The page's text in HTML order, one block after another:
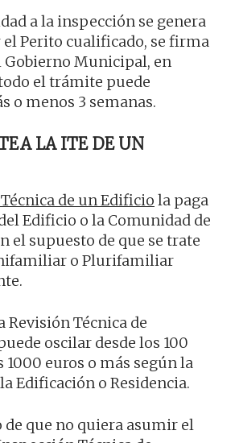
a la inspección se genera
Perito cualificado, se firma
Gobierno Municipal, en
el trámite puede
o menos 3 semanas.
LA ITE DE UN
de un Edificio la paga
Edificio o la Comunidad de
el supuesto de que se trate
o Plurifamiliar
Revisión Técnica de
oscilar desde los 100
1000 euros o más según la
Edificación o Residencia.
de que no quiera asumir el